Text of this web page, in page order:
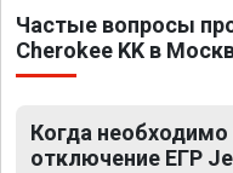
Частые вопросы
Cherokee KK в
Когда
отключение ЕГР